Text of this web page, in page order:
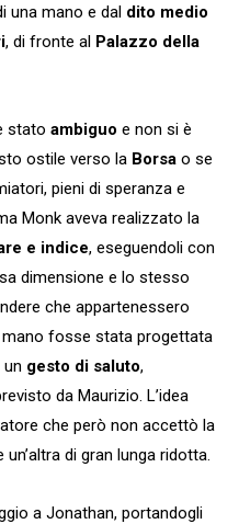
una mano e dal dito medio
, di fronte al Palazzo della
stato ambiguo e non si è
ostile verso la Borsa o se
pieni di speranza e
Monk aveva realizzato la
e indice, eseguendoli con
dimensione e lo stesso
che appartenessero
mano fosse stata progettata
gesto di saluto,
da Maurizio. L’idea
che però non accettò la
di gran lunga ridotta.
a Jonathan, portandogli